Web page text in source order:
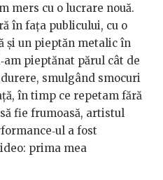
mers cu o lucrare nouă.
în faţa publicului, cu o
şi un pieptăn metalic în
pieptănat părul cât de
smulgând smocuri
în timp ce repetam fără
fie frumoasă, artistul
a fost
prima mea